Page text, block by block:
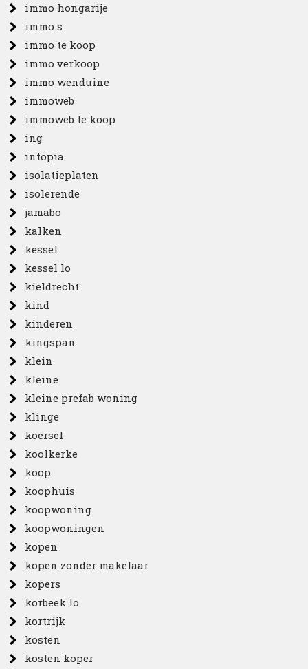
immo hongarije
immo s
immo te koop
immo verkoop
immo wenduine
immoweb
immoweb te koop
ing
intopia
isolatieplaten
isolerende
jamabo
kalken
kessel
kessel lo
kieldrecht
kind
kinderen
kingspan
klein
kleine
kleine prefab woning
klinge
koersel
koolkerke
koop
koophuis
koopwoning
koopwoningen
kopen
kopen zonder makelaar
kopers
korbeek lo
kortrijk
kosten
kosten koper